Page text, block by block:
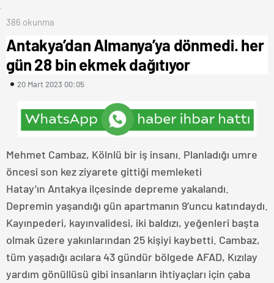
386 okunma
Antakya’dan Almanya’ya dönmedi. her
gün 28 bin ekmek dağıtıyor
20 Mart 2023 00:05
Mehmet Cambaz, Kölnlü bir iş insanı. Planladığı umre
öncesi son kez ziyarete gittiği memleketi
Hatay’ın Antakya ilçesinde depreme yakalandı.
Depremin yaşandığı gün apartmanın 9’uncu katındaydı.
Kayınpederi, kayınvalidesi, iki baldızı, yeğenleri başta
olmak üzere yakınlarından 25 kişiyi kaybetti. Cambaz,
tüm yaşadığı acılara 43 gündür bölgede AFAD, Kızılay
yardım gönüllüsü gibi insanların ihtiyaçları için çaba